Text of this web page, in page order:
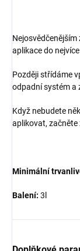
aplikace do
Později střídáme
odpadní systém a
Když nebudete
aplikovat,
Minimální
Balení: 3l